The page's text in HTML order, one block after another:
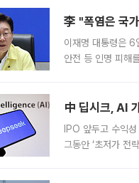
李 "폭염은 국
이재명 대통령은 6
안전 등 인명 피해
中 딥시크, AI
IPO 앞두고 수익
그동안 ‘초저가 전